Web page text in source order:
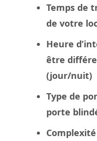
Temps de
de votre
Heure
être
(jour/nuit)
Type de
porte